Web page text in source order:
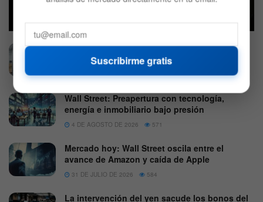
cautela ante una huelga de compras
E.l.f. Beauty recibe 50 millones en reembolsos
y duplica sus beneficios netos
5 DE AGOSTO DE 2026 578
Wall Street: Preapertura con tecnología,
energía e inmobiliario bajo presión
4 DE AGOSTO DE 2026 571
Mercado hoy: Wall Street oscila entre el
avance de Amazon y caída de Apple
31 DE JULIO DE 2026 584
La intervención del yen sacude los bonos del
Suscribirme gratis